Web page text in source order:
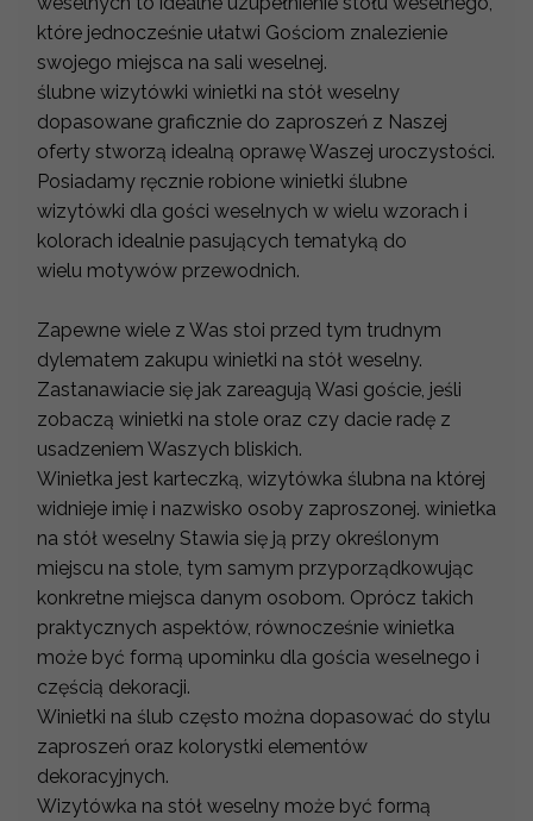
które jednocześnie ułatwi Gościom znalezienie
swojego miejsca na sali weselnej.
ślubne wizytówki winietki na stół weselny
dopasowane graficznie do zaproszeń z Naszej
oferty stworzą idealną oprawę Waszej uroczystości.
Posiadamy ręcznie robione winietki ślubne
wizytówki dla gości weselnych w wielu wzorach i
kolorach idealnie pasujących tematyką do
wielu motywów przewodnich.
Zapewne wiele z Was stoi przed tym trudnym
dylematem zakupu winietki na stół weselny.
Zastanawiacie się jak zareagują Wasi goście, jeśli
zobaczą winietki na stole oraz czy dacie radę z
usadzeniem Waszych bliskich.
Winietka jest karteczką, wizytówka ślubna na której
widnieje imię i nazwisko osoby zaproszonej. winietka
na stół weselny Stawia się ją przy określonym
miejscu na stole, tym samym przyporządkowując
konkretne miejsca danym osobom. Oprócz takich
praktycznych aspektów, równocześnie winietka
może być formą upominku dla gościa weselnego i
częścią dekoracji.
Winietki na ślub często można dopasować do stylu
zaproszeń oraz kolorystki elementów
dekoracyjnych.
Wizytówka na stół weselny może być formą